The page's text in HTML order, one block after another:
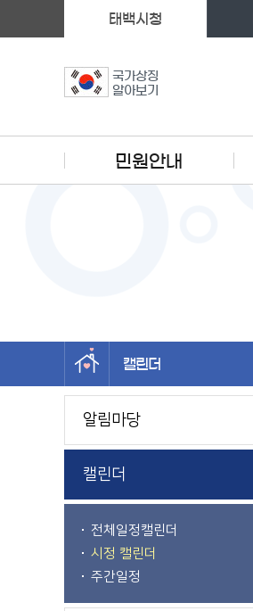
국가상징
알아보기
태백시청
민원안내
캘린더
왼쪽메뉴
알림마당
캘린더
전체일정캘린더
시정 캘린더
주간일정